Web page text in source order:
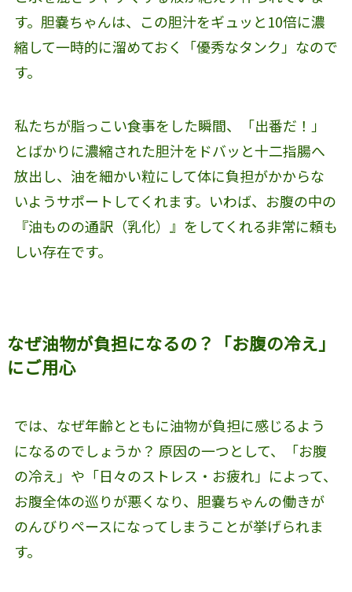
す。胆嚢ちゃんは、この胆汁をギュッと10倍に濃
縮して一時的に溜めておく「優秀なタンク」なので
す。
私たちが脂っこい食事をした瞬間、「出番だ！」
とばかりに濃縮された胆汁をドバッと十二指腸へ
放出し、油を細かい粒にして体に負担がかからな
いようサポートしてくれます。いわば、お腹の中の
『油ものの通訳（乳化）』をしてくれる非常に頼も
しい存在です。
なぜ油物が負担になるの？「お腹の冷え」
にご用心
では、なぜ年齢とともに油物が負担に感じるよう
になるのでしょうか？ 原因の一つとして、「お腹
の冷え」や「日々のストレス・お疲れ」によって、
お腹全体の巡りが悪くなり、胆嚢ちゃんの働きが
のんびりペースになってしまうことが挙げられま
す。